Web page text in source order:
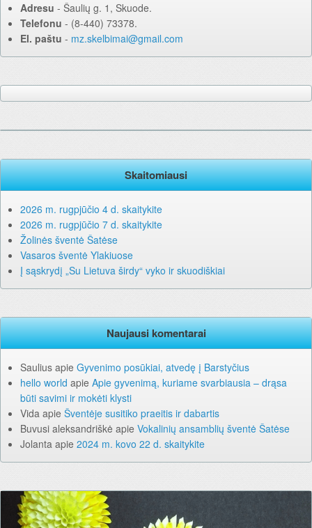
Adresu ‐ Šaulių g. 1, Skuode.
Telefonu ‐ (8-440) 73378.
El. paštu ‐ mz.skelbimai@gmail.com
Skaitomiausi
2026 m. rugpjūčio 4 d. skaitykite
2026 m. rugpjūčio 7 d. skaitykite
Žolinės šventė Šatėse
Vasaros šventė Ylakiuose
Į sąskrydį „Su Lietuva širdy“ vyko ir skuodiškiai
Naujausi komentarai
Saulius apie Gyvenimo posūkiai, atvedę į Barstyčius
hello world apie Apie gyvenimą, kuriame svarbiausia – drąsa
būti savimi ir mokėti klysti
Vida apie Šventėje susitiko praeitis ir dabartis
Buvusi aleksandriškė apie Vokalinių ansamblių šventė Šatėse
Jolanta apie 2024 m. kovo 22 d. skaitykite